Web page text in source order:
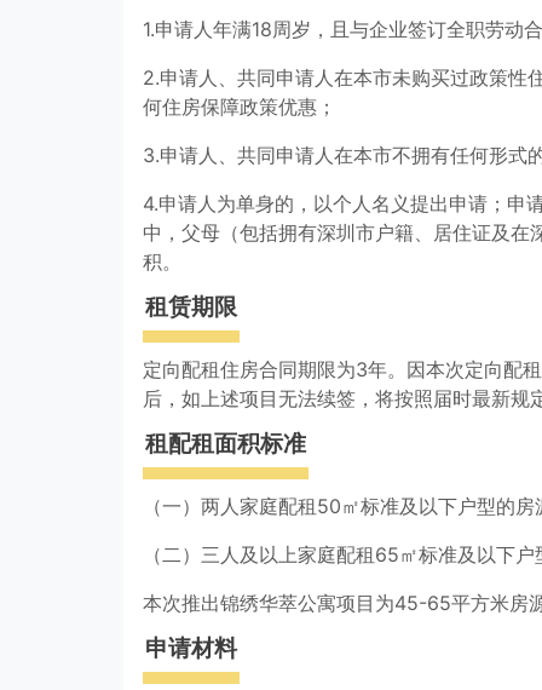
1.申请人年满18周岁，且与企业签订全职劳动
2.申请人、共同申请人在本市未购买过政策性
何住房保障政策优惠；
3.申请人、共同申请人在本市不拥有任何形式
4.申请人为单身的，以个人名义提出申请；申
中，父母（包括拥有深圳市户籍、居住证及
积。
租赁期限
定向配租住房合同期限为3年。因本次定向配
后，如上述项目无法续签，将按照届时最新
租配租面积标准
（一）两人家庭配租50㎡标准及以下户型的房
（二）三人及以上家庭配租65㎡标准及以下户
本次推出锦绣华萃公寓项目为45-65平方米房
申请材料